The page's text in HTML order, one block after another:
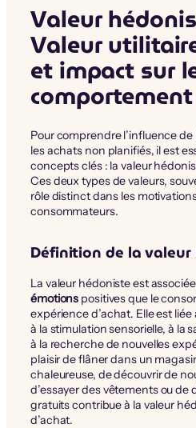
Valeur
Valeur
et impact sur
Pour comprendre l’influence
les achats non planifiés, il est
concepts clés : la valeur
Ces deux types de valeurs,
rôle distinct dans les
consommateurs.
Définition de la
La valeur hédoniste est
émotions positives que le
expérience d’achat. Elle est liée
à la stimulation sensorielle, à la
à la recherche de nouvelles
plaisir de flâner dans un
chaleureuse, de découvrir de
d’essayer des vêtements ou
gratuits contribue à la valeur
d’achat.